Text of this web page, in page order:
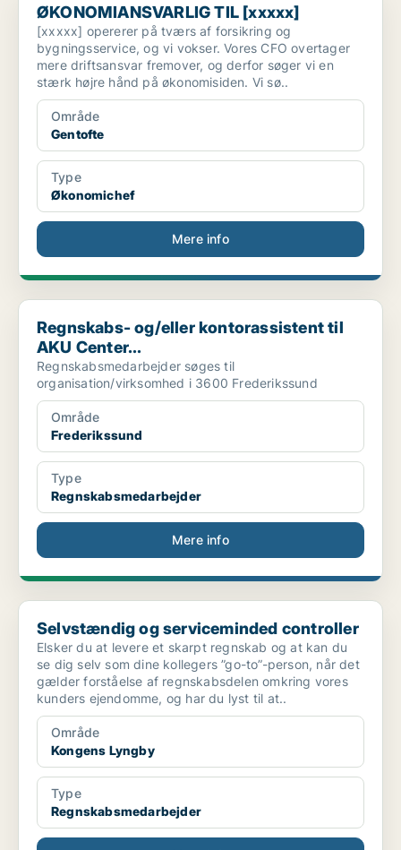
ØKONOMIANSVARLIG TIL [xxxxx]
[xxxxx] opererer på tværs af forsikring og
bygningsservice, og vi vokser. Vores CFO overtager
mere driftsansvar fremover, og derfor søger vi en
stærk højre hånd på økonomisiden. Vi sø..
Område
Gentofte
Type
Økonomichef
Mere info
Regnskabs- og/eller kontorassistent til AKU Center...
Regnskabs- og/eller kontorassistent til
AKU Center...
Regnskabsmedarbejder søges til
organisation/virksomhed i 3600 Frederikssund
Område
Frederikssund
Type
Regnskabsmedarbejder
Mere info
Selvstændig og serviceminded controller
Selvstændig og serviceminded controller
Elsker du at levere et skarpt regnskab og at kan du
se dig selv som dine kollegers ”go-to”-person, når det
gælder forståelse af regnskabsdelen omkring vores
kunders ejendomme, og har du lyst til at..
Område
Kongens Lyngby
Type
Regnskabsmedarbejder